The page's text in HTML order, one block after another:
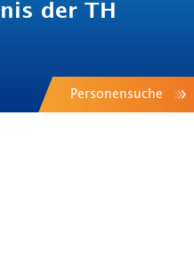
der TH
Personensuche